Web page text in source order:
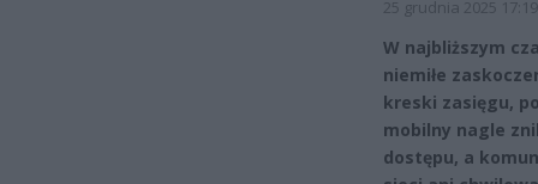
25 grudnia 2025 17:19
W najbliższym
niemiłe
kreski zasięgu,
mobilny nagle
dostępu, a